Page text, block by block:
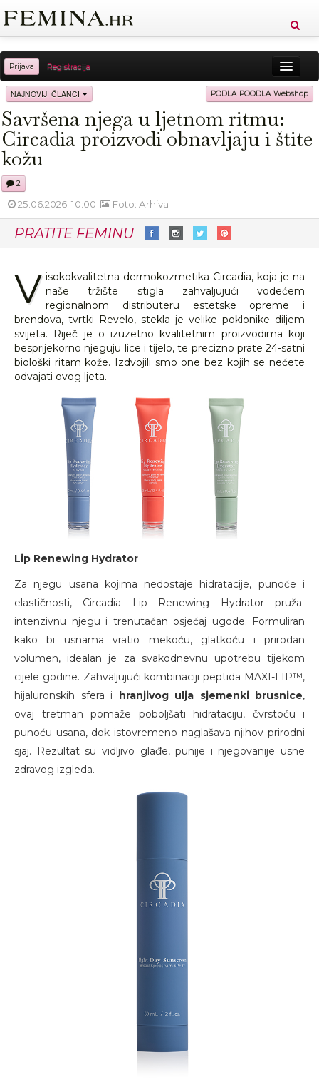
Prijava Registracija
Sreća Zdravlje Vitkost
Moda Ljubav Relax Putovanja Recepti
Cool
NAJNOVIJI ČLANCI PODLA POODLA Webshop
Savršena njega u ljetnom ritmu:
Circadia proizvodi obnavljaju i štite
kožu
2
25.06.2026. 10:00 Foto: Arhiva
PRATITE FEMINU
V isokokvalitetna dermokozmetika Circadia, koja je na
naše tržište stigla zahvaljujući vodećem
regionalnom distributeru estetske opreme i
brendova, tvrtki Revelo, stekla je velike poklonike diljem
svijeta. Riječ je o izuzetno kvalitetnim proizvodima koji
besprijekorno njeguju lice i tijelo, te precizno prate 24-satni
biološki ritam kože. Izdvojili smo one bez kojih se nećete
odvajati ovog ljeta.
Lip Renewing Hydrator
Za njegu usana kojima nedostaje hidratacije, punoće i
elastičnosti, Circadia Lip Renewing Hydrator pruža
intenzivnu njegu i trenutačan osjećaj ugode. Formuliran
kako bi usnama vratio mekoću, glatkoću i prirodan
volumen, idealan je za svakodnevnu upotrebu tijekom
cijele godine. Zahvaljujući kombinaciji peptida MAXI-LIP™,
hijaluronskih sfera i hranjivog ulja sjemenki brusnice,
ovaj tretman pomaže poboljšati hidrataciju, čvrstoću i
punoću usana, dok istovremeno naglašava njihov prirodni
sjaj. Rezultat su vidljivo glađe, punije i njegovanije usne
zdravog izgleda.